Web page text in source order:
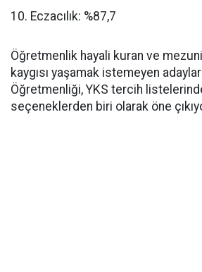
​10. Eczacılık: %87,7
​Öğretmenlik hayali kuran ve
kaygısı yaşamak istemeyen
Öğretmenliği, YKS tercih
seçeneklerden biri olarak öne